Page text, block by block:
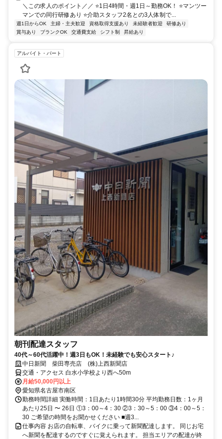
＼この求人のポイント／／ ⭐1日4時間・週1日～勤務OK！ ⭐マンツー
マンでの同行研修あり ⭐介助スタッフ2名との3人体制で...
週1日からOK 主婦・主夫歓迎 資格取得支援あり 未経験者歓迎
研修あり
賞与あり
ブランクOK 交通費支給 シフト制 昇給あり
アルバイト・パート
朝刊配達スタッフ
40代～60代活躍中！週3日もOK！未経験でも安心スタート♪
中日新聞 柴田専売店 (株)上西新聞店
交通・アクセス 白水小学校より西へ50m
月給50,000円以上
愛知県名古屋市南区
勤務時間詳細 実働時間：1日あたり1時間30分 平均勤務日数：1ヶ月
あたり25日 〜 26日 ①3：00～4：30 ②3：30～5：00 ③4：00～5：
30 ご希望の時間をお聞かせください ■週3...
仕事内容 お店の自転車、バイクに乗って新聞配達します。 同じお宅
へ新聞を配達するのですぐに覚えられます。 担当エリアの配達が終